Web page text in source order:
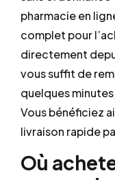
pharmacie en
complet pour
directement
vous suffit de
quelques
Vous bénéficiez
livraison rapide
Où